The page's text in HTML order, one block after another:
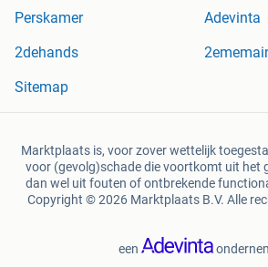
Perskamer
Adevinta
2dehands
Sitemap
Marktplaats is, voor zover wettelijk
voor (gevolg)schade die voortkomt uit het
dan wel uit fouten of ontbrekende
Copyright © 2026 Marktplaats B.V. Alle
een